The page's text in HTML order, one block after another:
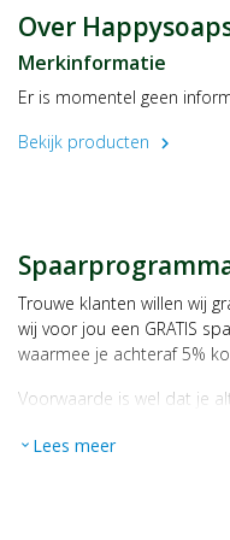
Bewaren
Droog en buiten bereik van
Over
Merkinformatie
Er is momentel geen
Bekijk producten
chevron_right
Trouwe klanten willen wij
wij voor jou een GRATIS
waarmee je achteraf 5%
Voorwaarde is wel dat je
Bij iedere bestelling
expand_more Lees meer